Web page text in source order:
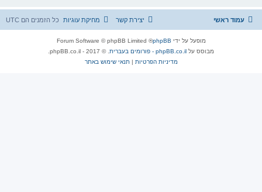
עמוד ראשי כל הזמנים הם UTC מחיקת עוגיות יצירת קשר
מופעל על ידי phpBB
® Forum Software © phpBB Limited
מבוסס על phpBB.co.il - פורומים בעברית
. © 2017 - phpBB.co.il.
מדיניות הפרטיות |תנאי שימוש באתר